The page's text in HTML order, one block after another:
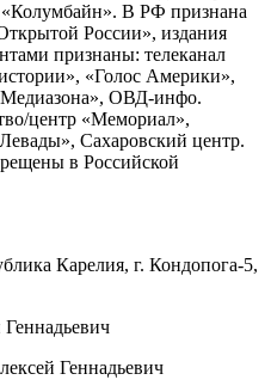
В РФ признана
России», издания
признаны: телеканал
«Голос Америки»,
ОВД-инфо.
центр «Мемориал»,
Сахаровский центр.
в Российской
Карелия, г. Кондопога-5,
Геннадьевич